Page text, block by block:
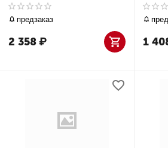
предзаказ
2 358₽ 1